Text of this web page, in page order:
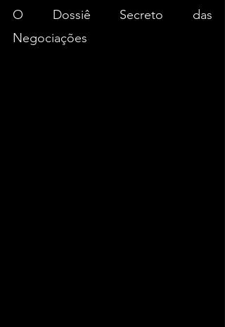
O Dossiê Secreto das
Negociações